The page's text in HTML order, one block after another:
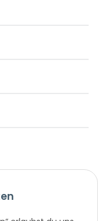
geltenden